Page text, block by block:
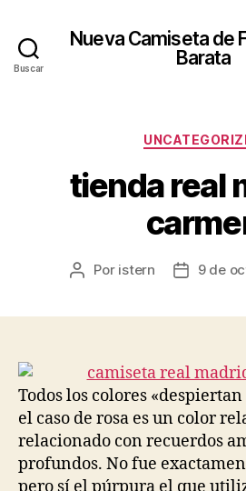
Buscar
Nueva Camiseta de
Barata
tienda real
Autor
Por istern
Fecha
9 de
Todos los colores
el caso de rosa es un color
relacionado con recuerdos
profundos. No fue
pero sí el púrpura el que